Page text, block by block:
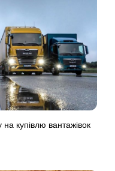
купівлю вантажівок